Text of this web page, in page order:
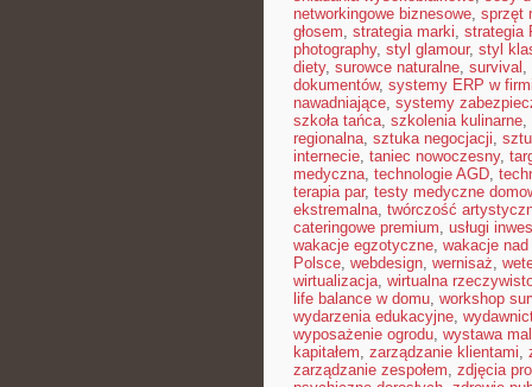
networkingowe biznesowe, sprzęt
głosem, strategia marki, strategia
photography, styl glamour, styl
diety, surowce naturalne, survival ,
dokumentów, systemy ERP w
nawadniające, systemy
szkoła tańca, szkolenia kulinarne,
regionalna, sztuka negocjacji,
internecie, taniec nowoczesny,
medyczna, technologie AGD,
terapia par, testy medyczne
ekstremalna, twórczość
cateringowe premium, usługi
wakacje egzotyczne, wakacje
Polsce, webdesign, wernisaż,
wirtualizacja, wirtualna
life balance w domu, workshop
wydarzenia edukacyjne,
wyposażenie ogrodu, wystawa
kapitałem, zarządzanie klientami,
zarządzanie zespołem, zdjęcia